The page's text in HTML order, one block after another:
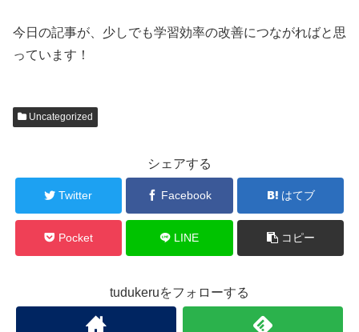
今日の記事が、少しでも学習効率の改善につながればと思
っています！
Uncategorized
シェアする
Twitter Facebook はてブ
Pocket LINE コピー
tudukeruをフォローする